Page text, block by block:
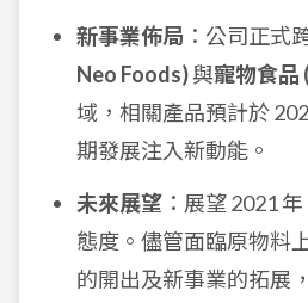
新事業佈局 ：公司正式
Neo Foods)與寵物食品
域，相關產品預計於
期發展注入新動能。
未來展望 ：展望 2021
態度。儘管面臨原物料
的開出及新事業的拓展